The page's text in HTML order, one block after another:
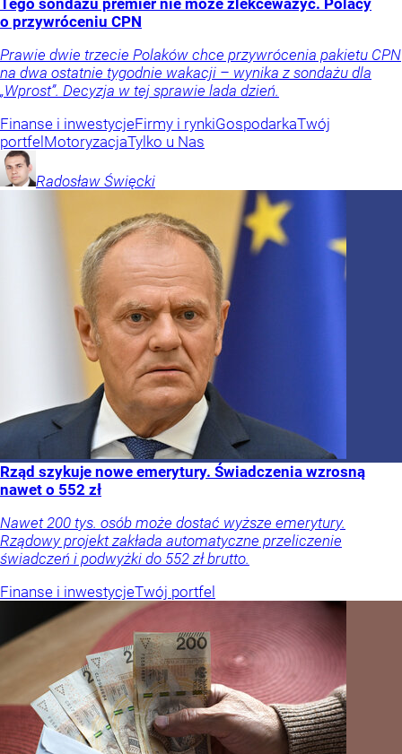
o przywróceniu CPN
Prawie dwie trzecie Polaków chce przywrócenia pakietu CPN
na dwa ostatnie tygodnie wakacji – wynika z sondażu dla
„Wprost”. Decyzja w tej sprawie lada dzień.
Finanse i inwestycjeFirmy i rynkiGospodarkaTwój
portfelMotoryzacjaTylko u Nas
Radosław Święcki
Rząd szykuje nowe emerytury. Świadczenia wzrosną
nawet o 552 zł
Nawet 200 tys. osób może dostać wyższe emerytury.
Rządowy projekt zakłada automatyczne przeliczenie
świadczeń i podwyżki do 552 zł brutto.
Finanse i inwestycjeTwój portfel